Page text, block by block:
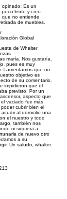
opinado: Es un
poco lento y creo
que no entiende
de muebles.
Global
de Whalter
maría. Nos gustaría,
pues es muy
Lamentamos que no
objetivo es
de su comentario,
impidieron que el
previsto. Por un
aspecto que
vaciado fue más
cubrir bien el
al domicilio una
el nuestro y todo
también nos
ni siquiera a
de nuevo otro
a su
Un saludo, whalter.